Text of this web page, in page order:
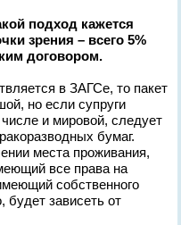
подход кажется
зрения – всего 5%
договором.
в ЗАГСе, то пакет
но если супруги
и мировой, следует
бумаг.
места проживания,
все права на
собственного
будет зависеть от